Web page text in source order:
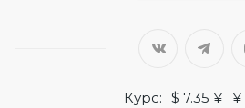
Курс: $ 7.35 ¥ ¥